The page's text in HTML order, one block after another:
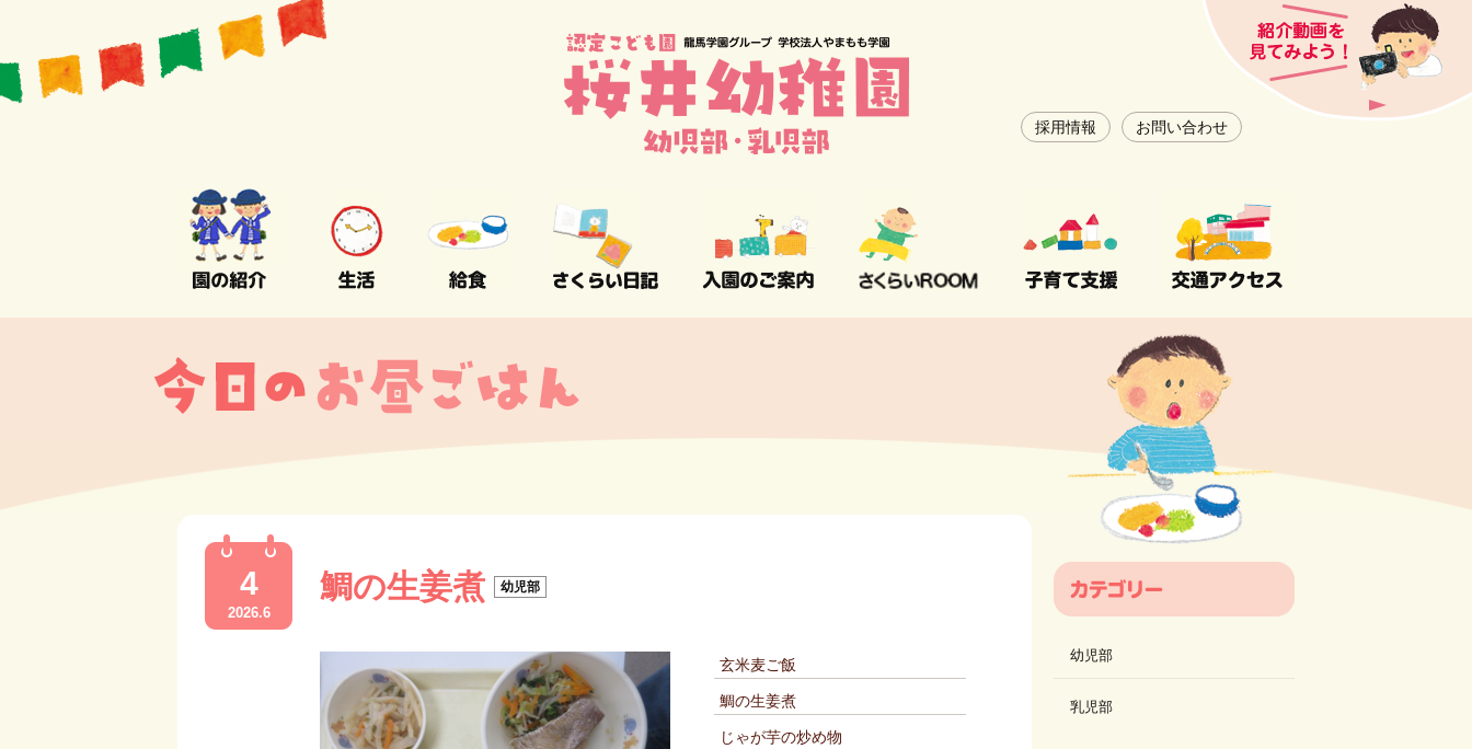
採用情報 お問い合わせ
4
2026.6
鯛の生姜煮 幼児部
玄米麦ご飯
鯛の生姜煮
じゃが芋の炒め物
幼児部
乳児部